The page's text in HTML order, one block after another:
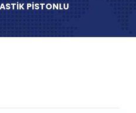
PİSTONLU